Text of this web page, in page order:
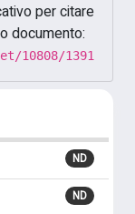
per citare
documento:
10808/1391
ND
ND